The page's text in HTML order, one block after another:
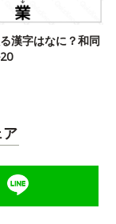
る漢字はなに？和同
ア